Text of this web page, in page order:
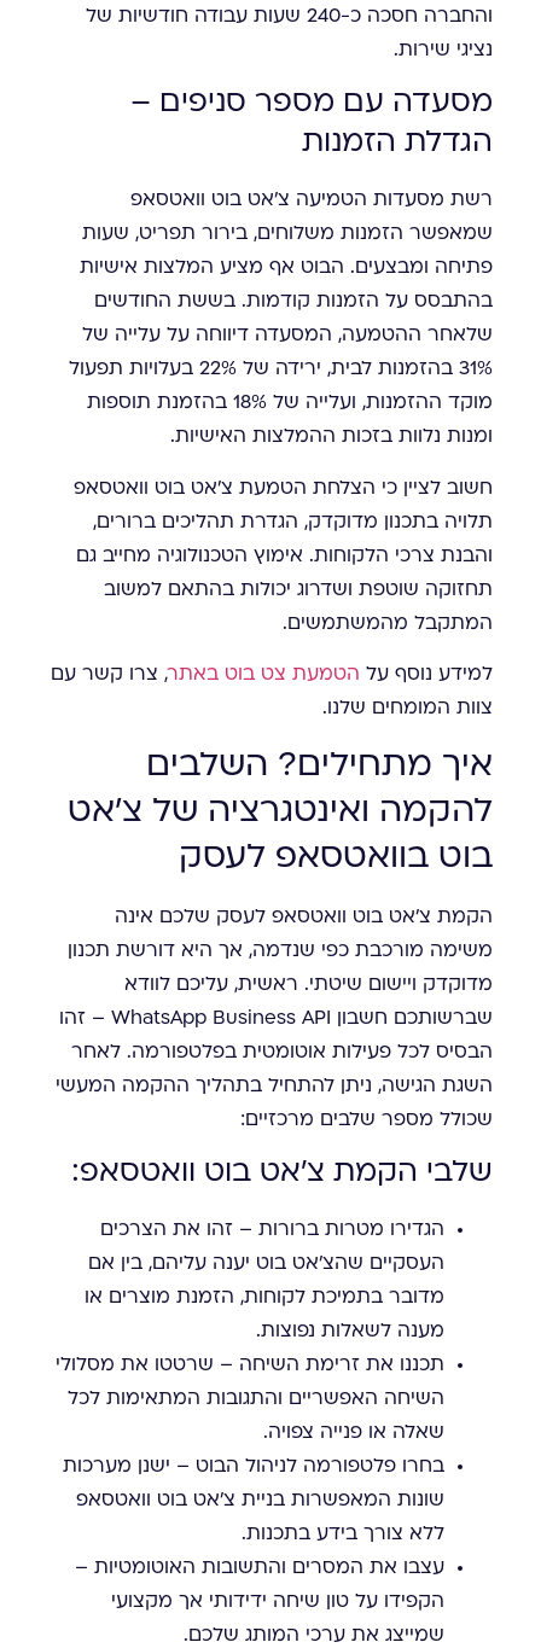
והחברה חסכה כ-240 שעות עבודה חודשיות של
נציגי שירות.
מסעדה עם מספר סניפים –
הגדלת הזמנות
רשת מסעדות הטמיעה צ'אט בוט וואטסאפ
שמאפשר הזמנות משלוחים, בירור תפריט, שעות
פתיחה ומבצעים. הבוט אף מציע המלצות אישיות
בהתבסס על הזמנות קודמות. בששת החודשים
שלאחר ההטמעה, המסעדה דיווחה על עלייה של
31% בהזמנות לבית, ירידה של 22% בעלויות תפעול
מוקד ההזמנות, ועלייה של 18% בהזמנת תוספות
ומנות נלוות בזכות ההמלצות האישיות.
חשוב לציין כי הצלחת הטמעת צ'אט בוט וואטסאפ
תלויה בתכנון מדוקדק, הגדרת תהליכים ברורים,
והבנת צרכי הלקוחות. אימוץ הטכנולוגיה מחייב גם
תחזוקה שוטפת ושדרוג יכולות בהתאם למשוב
המתקבל מהמשתמשים.
למידע נוסף על הטמעת צט בוט באתר, צרו קשר עם
צוות המומחים שלנו.
איך מתחילים? השלבים
להקמה ואינטגרציה של צ'אט
בוט בוואטסאפ לעסק
הקמת צ'אט בוט וואטסאפ לעסק שלכם אינה
משימה מורכבת כפי שנדמה, אך היא דורשת תכנון
מדוקדק ויישום שיטתי. ראשית, עליכם לוודא
שברשותכם חשבון WhatsApp Business API – זהו
הבסיס לכל פעילות אוטומטית בפלטפורמה. לאחר
השגת הגישה, ניתן להתחיל בתהליך ההקמה המעשי
שכולל מספר שלבים מרכזיים:
שלבי הקמת צ'אט בוט וואטסאפ:
הגדירו מטרות ברורות – זהו את הצרכים
העסקיים שהצ'אט בוט יענה עליהם, בין אם
מדובר בתמיכת לקוחות, הזמנת מוצרים או
מענה לשאלות נפוצות.
תכננו את זרימת השיחה – שרטטו את מסלולי
השיחה האפשריים והתגובות המתאימות לכל
שאלה או פנייה צפויה.
בחרו פלטפורמה לניהול הבוט – ישנן מערכות
שונות המאפשרות בניית צ'אט בוט וואטסאפ
ללא צורך בידע בתכנות.
עצבו את המסרים והתשובות האוטומטיות –
הקפידו על טון שיחה ידידותי אך מקצועי
שמייצג את ערכי המותג שלכם.